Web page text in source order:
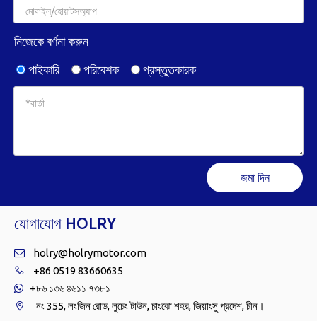
নিজেকে বর্ণনা করুন
পাইকারি
পরিবেশক প্রস্তুতকারক
জমা দিন
যোগাযোগ HOLRY
 holry@holrymotor.com
 +86 0519 83660635
 +৮৬ ১৩৬ ৪৬১১ ৭৩৮১
 নং 355, লংজিন রোড, লুচেং টাউন, চাংঝো শহর, জিয়াংসু প্রদেশ, চীন।